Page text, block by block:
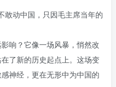
响？它像一场风暴，悄然改
了新的历史起点上。这场变
神经，更在无形中为中国的